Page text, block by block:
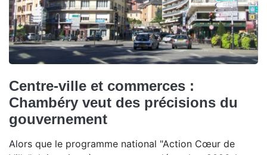
Centre-ville et commerces :
Chambéry veut des précisions du
gouvernement
Alors que le programme national "Action Cœur de